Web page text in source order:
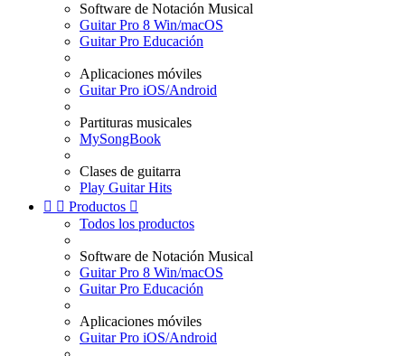
Software de Notación Musical
Guitar Pro 8 Win/macOS
Guitar Pro Educación
Aplicaciones móviles
Guitar Pro iOS/Android
Partituras musicales
MySongBook
Clases de guitarra
Play Guitar Hits
  Productos 
Todos los productos
Software de Notación Musical
Guitar Pro 8 Win/macOS
Guitar Pro Educación
Aplicaciones móviles
Guitar Pro iOS/Android